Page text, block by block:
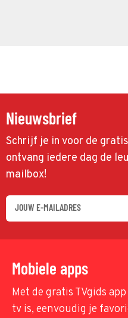
Nieuwsbrief
Schrijf je in voor de
ontvang iedere dag de
mailbox!
Mobiele apps
Met de gratis TVgids
tv is, eenvoudig je